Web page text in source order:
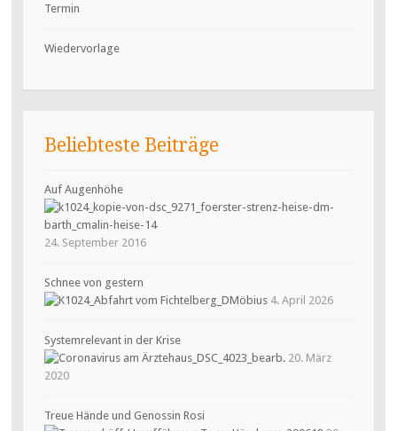
Termin
Wiedervorlage
Beliebteste Beiträge
Auf Augenhöhe
24. September 2016
Schnee von gestern
4. April 2026
Systemrelevant in der Krise
20. März
2020
Treue Hände und Genossin Rosi